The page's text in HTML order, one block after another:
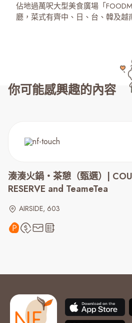
佔地過萬呎大型美食廣場「
廳，菜式有齊中、日、台、韓及越
你可能感興趣的內容
湊湊火鍋‧茶憩（甄選）|
RESERVE and TeameTea
AIRSIDE, 603